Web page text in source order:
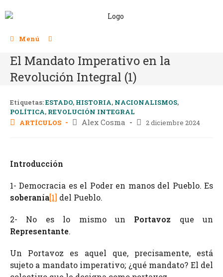
Menú
El Mandato Imperativo en la
Revolución Integral (1)
Etiquetas:ESTADO, HISTORIA, NACIONALISMOS,
POLÍTICA, REVOLUCIÓN INTEGRAL
ARTÍCULOS
Alex Cosma 2 diciembre 2024
Introducción
1- Democracia es el Poder en manos del Pueblo. Es
soberanía[1] del Pueblo.
2- No es lo mismo un Portavoz que un
Representante.
Un Portavoz es aquel que, precisamente, está
sujeto a mandato imperativo; ¿qué mandato? El del